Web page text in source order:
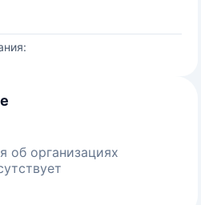
об организациях